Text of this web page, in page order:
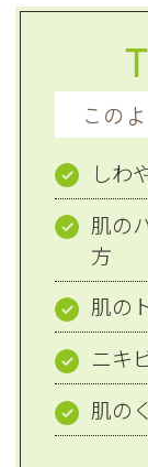
T
この
しわ
肌の
方
肌の
ニキ
肌の